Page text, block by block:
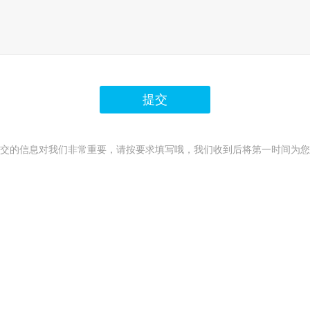
提交
的信息对我们非常重要，请按要求填写哦，我们收到后将第一时间为